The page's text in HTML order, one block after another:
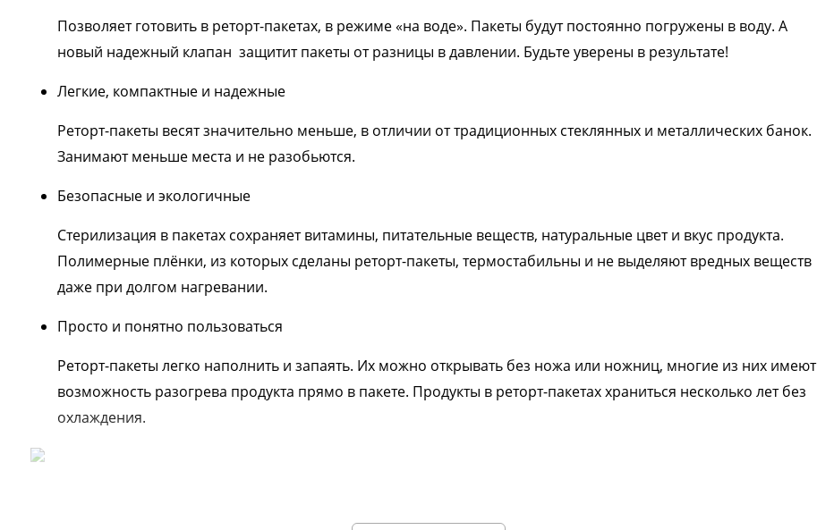
Позволяет готовить в реторт-пакетах, в режиме «на воде». Пакеты будут постоянно погружены в воду. А
новый надежный клапан защитит пакеты от разницы в давлении. Будьте уверены в результате!
Легкие, компактные и надежные
Реторт-пакеты весят значительно меньше, в отличии от традиционных стеклянных и металлических банок.
Занимают меньше места и не разобьются.
Безопасные и экологичные
Стерилизация в пакетах сохраняет витамины, питательные веществ, натуральные цвет и вкус продукта.
Полимерные плёнки, из которых сделаны реторт-пакеты, термостабильны и не выделяют вредных веществ
даже при долгом нагревании.
Просто и понятно пользоваться
Реторт-пакеты легко наполнить и запаять. Их можно открывать без ножа или ножниц, многие из них имеют
возможность разогрева продукта прямо в пакете. Продукты в реторт-пакетах храниться несколько лет без
охлаждения.
Информация о технических характеристиках, комплектации и внешнем виде товара основывается на последних доступных данных от